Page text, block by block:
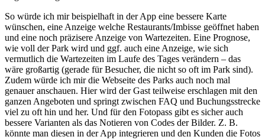
So würde ich mir beispielhaft in der App eine bessere Karte
wünschen, eine Anzeige welche Restaurants/Imbisse geöffnet haben
und eine noch präzisere Anzeige von Wartezeiten. Eine Prognose,
wie voll der Park wird und ggf. auch eine Anzeige, wie sich
vermutlich die Wartezeiten im Laufe des Tages verändern – das
wäre großartig (gerade für Besucher, die nicht so oft im Park sind).
Zudem würde ich mir die Webseite des Parks auch noch mal
genauer anschauen. Hier wird der Gast teilweise erschlagen mit den
ganzen Angeboten und springt zwischen FAQ und Buchungsstrecke
viel zu oft hin und her. Und für den Fotopass gibt es sicher auch
bessere Varianten als das Notieren von Codes der Bilder. Z. B.
könnte man diesen in der App integrieren und den Kunden die Fotos